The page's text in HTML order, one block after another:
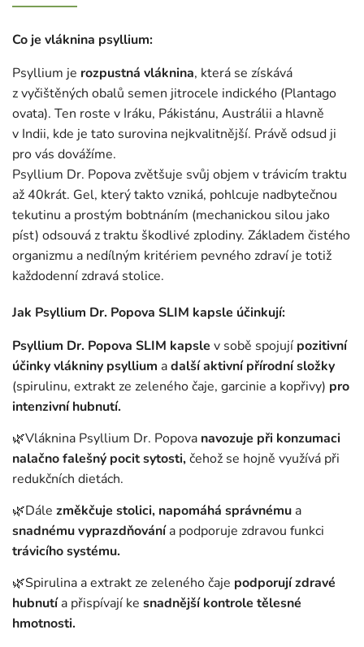
Co je vláknina psyllium:
Psyllium je rozpustná vláknina, která se získává
z vyčištěných obalů semen jitrocele indického (Plantago
ovata). Ten roste v Iráku, Pákistánu, Austrálii a hlavně
v Indii, kde je tato surovina nejkvalitnější. Právě odsud ji
pro vás dovážíme.
Psyllium Dr. Popova zvětšuje svůj objem v trávicím traktu
až 40krát. Gel, který takto vzniká, pohlcuje nadbytečnou
tekutinu a prostým bobtnáním (mechanickou silou jako
píst) odsouvá z traktu škodlivé zplodiny. Základem čistého
organizmu a nedílným kritériem pevného zdraví je totiž
každodenní zdravá stolice.
Jak Psyllium Dr. Popova SLIM kapsle účinkují:
Psyllium Dr. Popova SLIM kapsle v sobě spojují pozitivní
účinky vlákniny psyllium adalší aktivní přírodní složky
(spirulinu, extrakt ze zeleného čaje, garcinie a kopřivy) pro
intenzivní hubnutí.
🌿Vláknina Psyllium Dr. Popova navozuje při konzumaci
nalačno falešný pocit sytosti,čehož se hojně využívá při
redukčních dietách.
🌿Dále změkčuje stolici, napomáhá správnému a
snadnému vyprazdňovánía podporuje zdravou funkci
trávicího systému.
🌿Spirulina a extrakt ze zeleného čaje podporují zdravé
hubnutía přispívají ke snadnější kontrole tělesné
hmotnosti.